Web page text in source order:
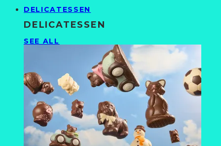
DELICATESSEN
DELICATESSEN
SEE ALL